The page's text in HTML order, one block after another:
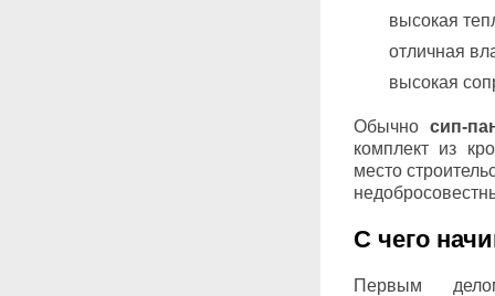
высокая
отличная
высокая
Обычно сип-
комплект из
место
С чего
Первым